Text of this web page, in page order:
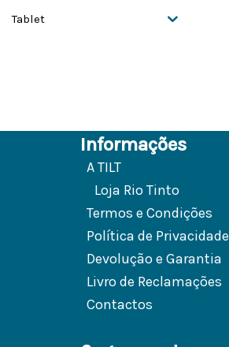
Tablet
Informações
A TILT
Loja Rio Tinto
Termos e Condições
Política de Privacidade
Devolução e Garantia
Livro de Reclamações
Contactos